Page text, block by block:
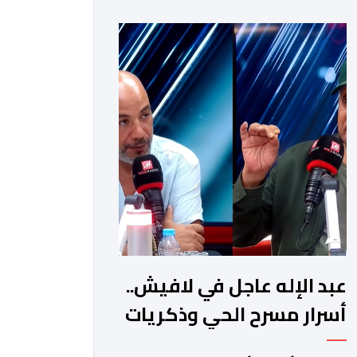
عبد الإله عاجل في لافيش..
أسرار مسرح الحي وذكريات
بوشنتوف وتريند